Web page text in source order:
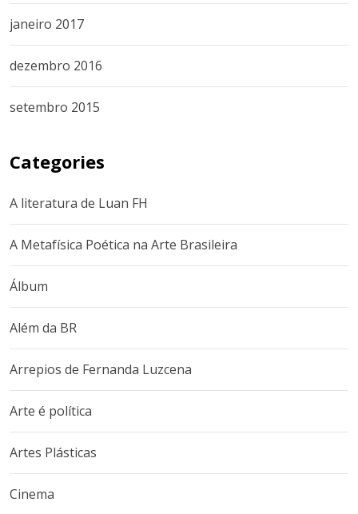
janeiro 2017
dezembro 2016
setembro 2015
Categories
A literatura de Luan FH
A Metafísica Poética na Arte Brasileira
Álbum
Além da BR
Arrepios de Fernanda Luzcena
Arte é política
Artes Plásticas
Cinema